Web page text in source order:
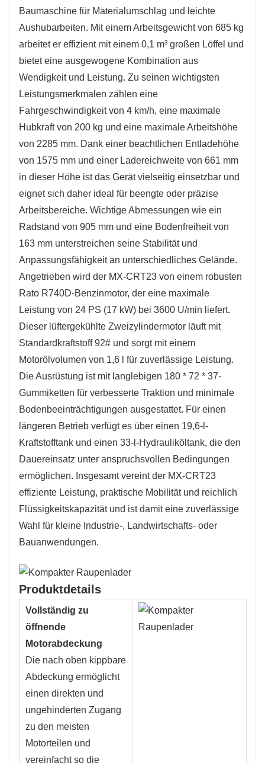
Baumaschine für Materialumschlag und leichte
Aushubarbeiten. Mit einem Arbeitsgewicht von 685 kg
arbeitet er effizient mit einem 0,1 m³ großen Löffel und
bietet eine ausgewogene Kombination aus
Wendigkeit und Leistung. Zu seinen wichtigsten
Leistungsmerkmalen zählen eine
Fahrgeschwindigkeit von 4 km/h, eine maximale
Hubkraft von 200 kg und eine maximale Arbeitshöhe
von 2285 mm. Dank einer beachtlichen Entladehöhe
von 1575 mm und einer Ladereichweite von 661 mm
in dieser Höhe ist das Gerät vielseitig einsetzbar und
eignet sich daher ideal für beengte oder präzise
Arbeitsbereiche. Wichtige Abmessungen wie ein
Radstand von 905 mm und eine Bodenfreiheit von
163 mm unterstreichen seine Stabilität und
Anpassungsfähigkeit an unterschiedliches Gelände.
Angetrieben wird der MX-CRT23 von einem robusten
Rato R740D-Benzinmotor, der eine maximale
Leistung von 24 PS (17 kW) bei 3600 U/min liefert.
Dieser lüftergekühlte Zweizylindermotor läuft mit
Standardkraftstoff 92# und sorgt mit einem
Motorölvolumen von 1,6 l für zuverlässige Leistung.
Die Ausrüstung ist mit langlebigen 180 * 72 * 37-
Gummiketten für verbesserte Traktion und minimale
Bodenbeeinträchtigungen ausgestattet. Für einen
längeren Betrieb verfügt es über einen 19,6-l-
Kraftstofftank und einen 33-l-Hydrauliköltank, die den
Dauereinsatz unter anspruchsvollen Bedingungen
ermöglichen. Insgesamt vereint der MX-CRT23
effiziente Leistung, praktische Mobilität und reichlich
Flüssigkeitskapazität und ist damit eine zuverlässige
Wahl für kleine Industrie-, Landwirtschafts- oder
Bauanwendungen.
Produktdetails
Vollständig zu
öffnende
Motorabdeckung
Die nach oben kippbare
Abdeckung ermöglicht
einen direkten und
ungehinderten Zugang
zu den meisten
Motorteilen und
vereinfacht so die